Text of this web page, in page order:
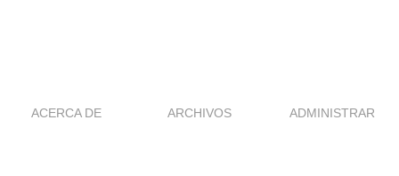
ACERCA DE ARCHIVOS ADMINISTRAR